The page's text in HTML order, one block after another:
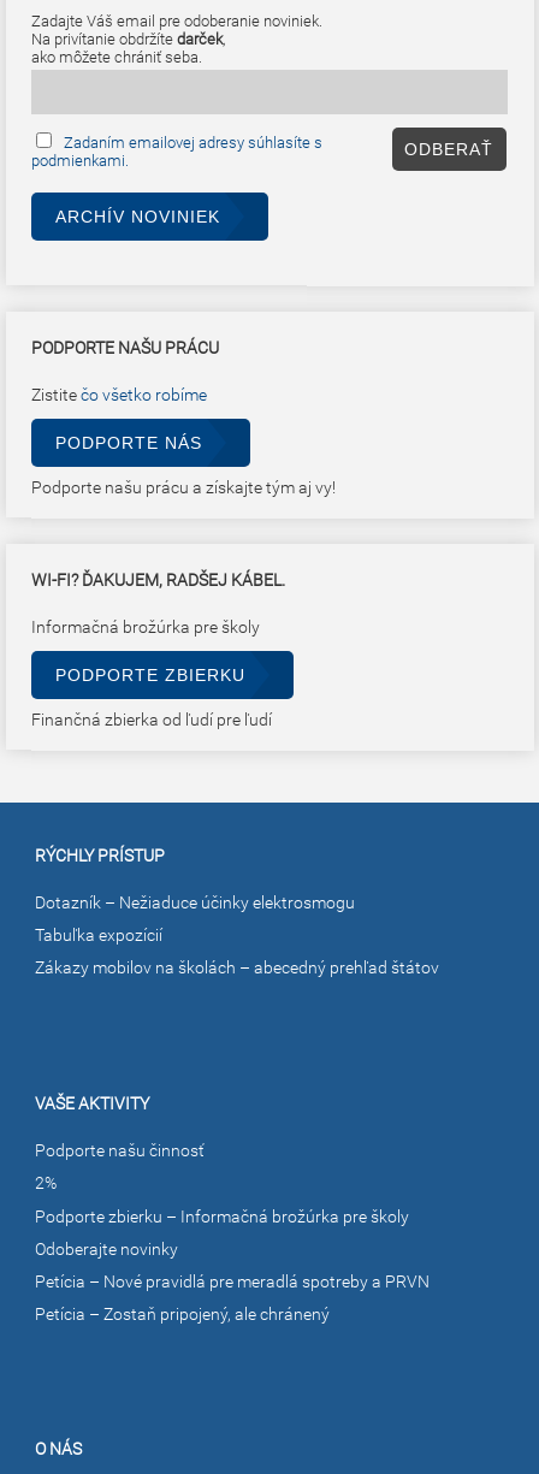
Zadajte Váš email pre odoberanie noviniek.
Na privítanie obdržítedarček,
ako môžete chrániť seba.
Zadaním emailovej adresy súhlasíte s
podmienkami.
ARCHÍV NOVINIEK
PODPORTE NAŠU PRÁCU
Zistitečo všetko robíme
PODPORTE NÁS
Podporte našu prácu a získajte tým aj vy!
WI-FI? ĎAKUJEM, RADŠEJ KÁBEL.
Informačná brožúrka pre školy
PODPORTE ZBIERKU
Finančná zbierka od ľudí pre ľudí
RÝCHLY PRÍSTUP
Dotazník – Nežiaduce účinky elektrosmogu
Tabuľka expozícií
Zákazy mobilov na školách – abecedný prehľad štátov
VAŠE AKTIVITY
Podporte našu činnosť
2%
Podporte zbierku – Informačná brožúrka pre školy
Odoberajte novinky
Petícia – Nové pravidlá pre meradlá spotreby a PRVN
Petícia – Zostaň pripojený, ale chránený
O NÁS